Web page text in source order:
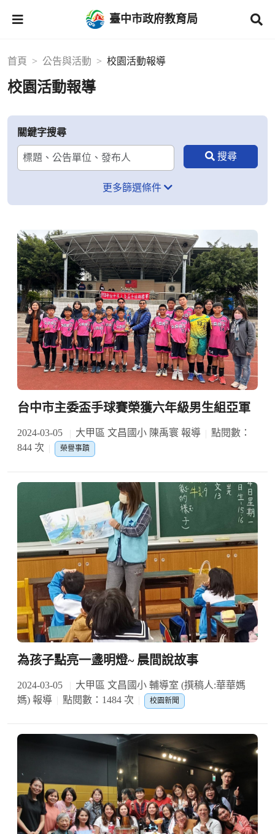
臺中市政府教育局
首頁 公告與活動 校園活動報導
校園活動報導
關鍵字搜尋
更多篩選條件
台中市主委盃手球賽榮獲六年級男生組亞軍
2024-03-05 大甲區 文昌國小 陳禹寰 報導
點閱數：
844 次
榮譽事蹟
為孩子點亮一盞明燈~ 晨間說故事
2024-03-05
大甲區 文昌國小 輔導室 (撰稿人:華華媽
媽) 報導
點閱數：1484 次 校園新聞